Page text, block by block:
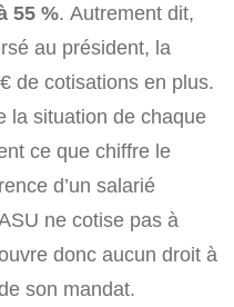
55 %. Autrement dit,
au président, la
de cotisations en plus.
la situation de chaque
ce que chiffre le
d’un salarié
ne cotise pas à
donc aucun droit à
son mandat.